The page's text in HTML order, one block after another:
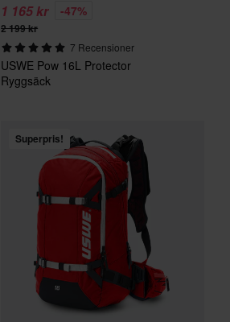
1 165 kr -47%
2 199 kr
7 Recensioner
USWE Pow 16L Protector
Ryggsäck
Superpris!